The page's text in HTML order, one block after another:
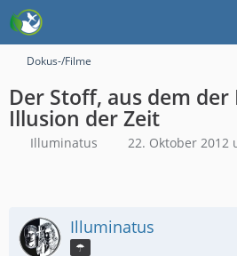
Dokus-/Filme
Der Stoff, aus dem der
Illusion der Zeit
Illuminatus 22. Oktober 2012
Illuminatus
☂